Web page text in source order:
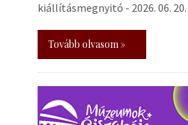
kiállításmegnyitó - 2026. 06. 20.
Tovább olvasom »